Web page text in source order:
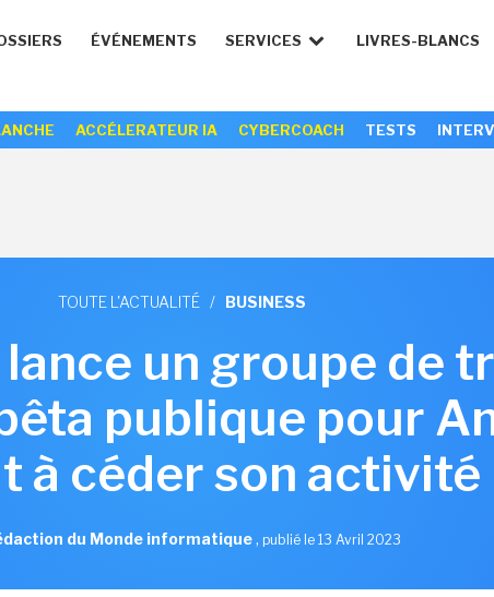
ÉVÉNEMENTS SERVICES LIVRES-BLANCS
ACCÉLERATEUR IA CYBERCOACH TESTS
TOUTE L'ACTUALITÉ / BUSINESS
lance un groupe de
publique pour
à céder son activité
du Monde informatique, publié le 13 Avril 2023